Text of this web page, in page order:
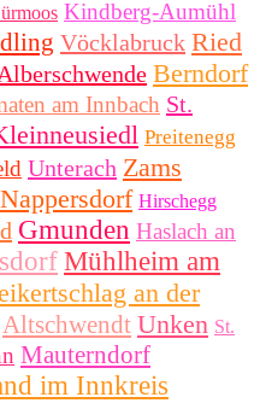
Kindberg-Aumühl
Vöcklabruck Ried
Alberschwende Berndorf
am Innbach St.
Preitenegg
Unterach Zams
Nappersdorf Hirschegg
Gmunden Haslach an
Mühlheim am
an der
Altschwendt Unken St.
Mauterndorf
im Innkreis